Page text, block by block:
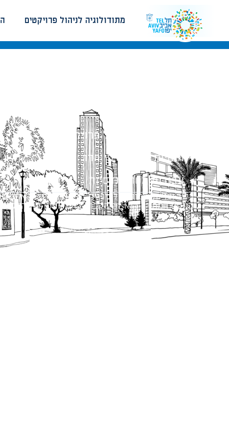
מתודולוגיה לניהול פרויקטים
עבודות מטה הנדסיות
הנחיות תכנון ודפי חדר
מתודולוגיה לניהול פרויקטים
כל הזכויות שמורות לעיריית תל-אביב-יפו. האתר
הנוסח המחייב הוא זה הקבוע בהוראות הדין